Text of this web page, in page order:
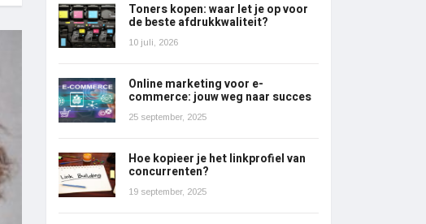
Toners kopen: waar let je op voor
de beste afdrukkwaliteit?
10 juli, 2026
Online marketing voor e-
commerce: jouw weg naar succes
25 september, 2025
Hoe kopieer je het linkprofiel van
concurrenten?
19 september, 2025